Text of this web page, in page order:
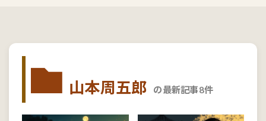
山本周五郎 の最新記事8件